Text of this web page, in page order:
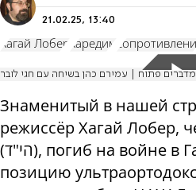
21.02.25, 13:40
Хагай Лобер харедим
מדברים פתוח | עמירם כהן בשיחה עם חגי לובר
Знаменитый в нашей
режиссёр Хагай Лобер,
(הי"ד), погиб на войне в Газе, подверг критике
позицию